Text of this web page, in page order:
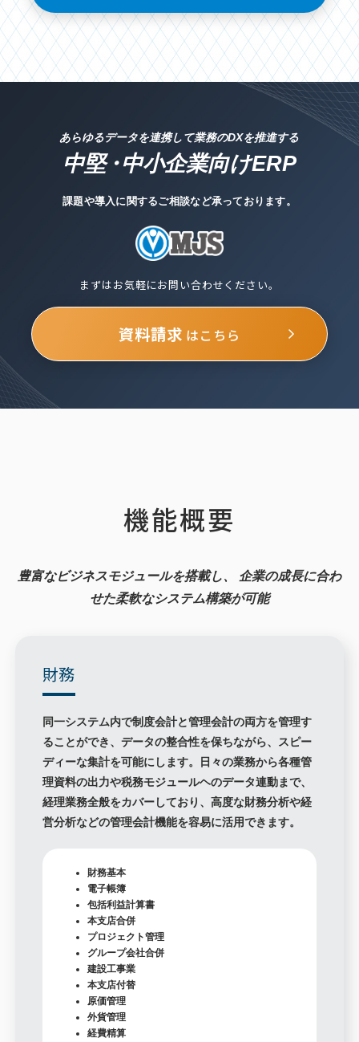
あらゆるデータを連携して業務のDXを推進する
中堅・中小企業向けERP
課題や導入に関するご相談など承っております。
まずはお気軽にお問い合わせください。
資料請求 はこちら
機能概要
豊富なビジネスモジュールを搭載し、
企業の成長に合わ
せた柔軟なシステム構築が可能
財務
同一システム内で制度会計と管理会計の両方を管理す
ることができ、データの整合性を保ちながら、スピー
ディーな集計を可能にします。日々の業務から各種管
理資料の出力や税務モジュールヘのデータ連動まで、
経理業務全般をカバーしており、高度な財務分析や経
営分析などの管理会計機能を容易に活用できます。
財務基本
電子帳簿
包括利益計算書
本支店合併
プロジェクト管理
グループ会社合併
建設工事業
本支店付替
原価管理
外貨管理
経費精算